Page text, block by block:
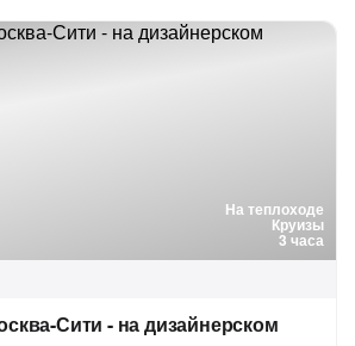
На теплоходе
Круизы
3 часа
Сити - на дизайнерском